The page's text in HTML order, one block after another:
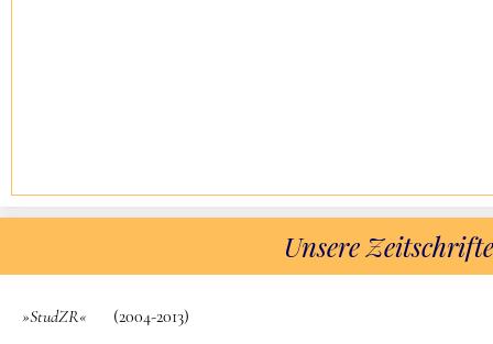
Unsere
»StudZR« (2004-2013)